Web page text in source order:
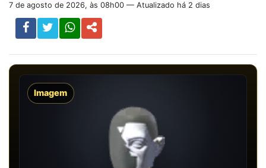
7 de agosto de 2026, às 08h00 — Atualizado há 2 dias
Imagem